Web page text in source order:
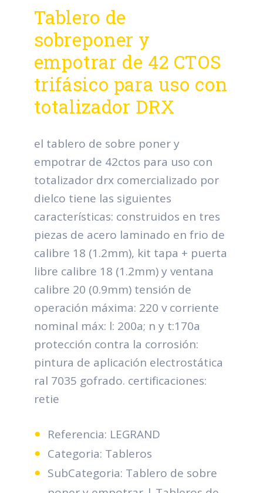
Tablero de
sobreponer y
empotrar de 42 CTOS
trifásico para uso con
totalizador DRX
el tablero de sobre poner y
empotrar de 42ctos para uso con
totalizador drx comercializado por
dielco tiene las siguientes
características: construidos en tres
piezas de acero laminado en frio de
calibre 18 (1.2mm), kit tapa + puerta
libre calibre 18 (1.2mm) y ventana
calibre 20 (0.9mm) tensión de
operación máxima: 220 v corriente
nominal máx: l: 200a; n y t:170a
protección contra la corrosión:
pintura de aplicación electrostática
ral 7035 gofrado. certificaciones:
retie
Referencia: LEGRAND
Categoria: Tableros
SubCategoria: Tablero de sobre